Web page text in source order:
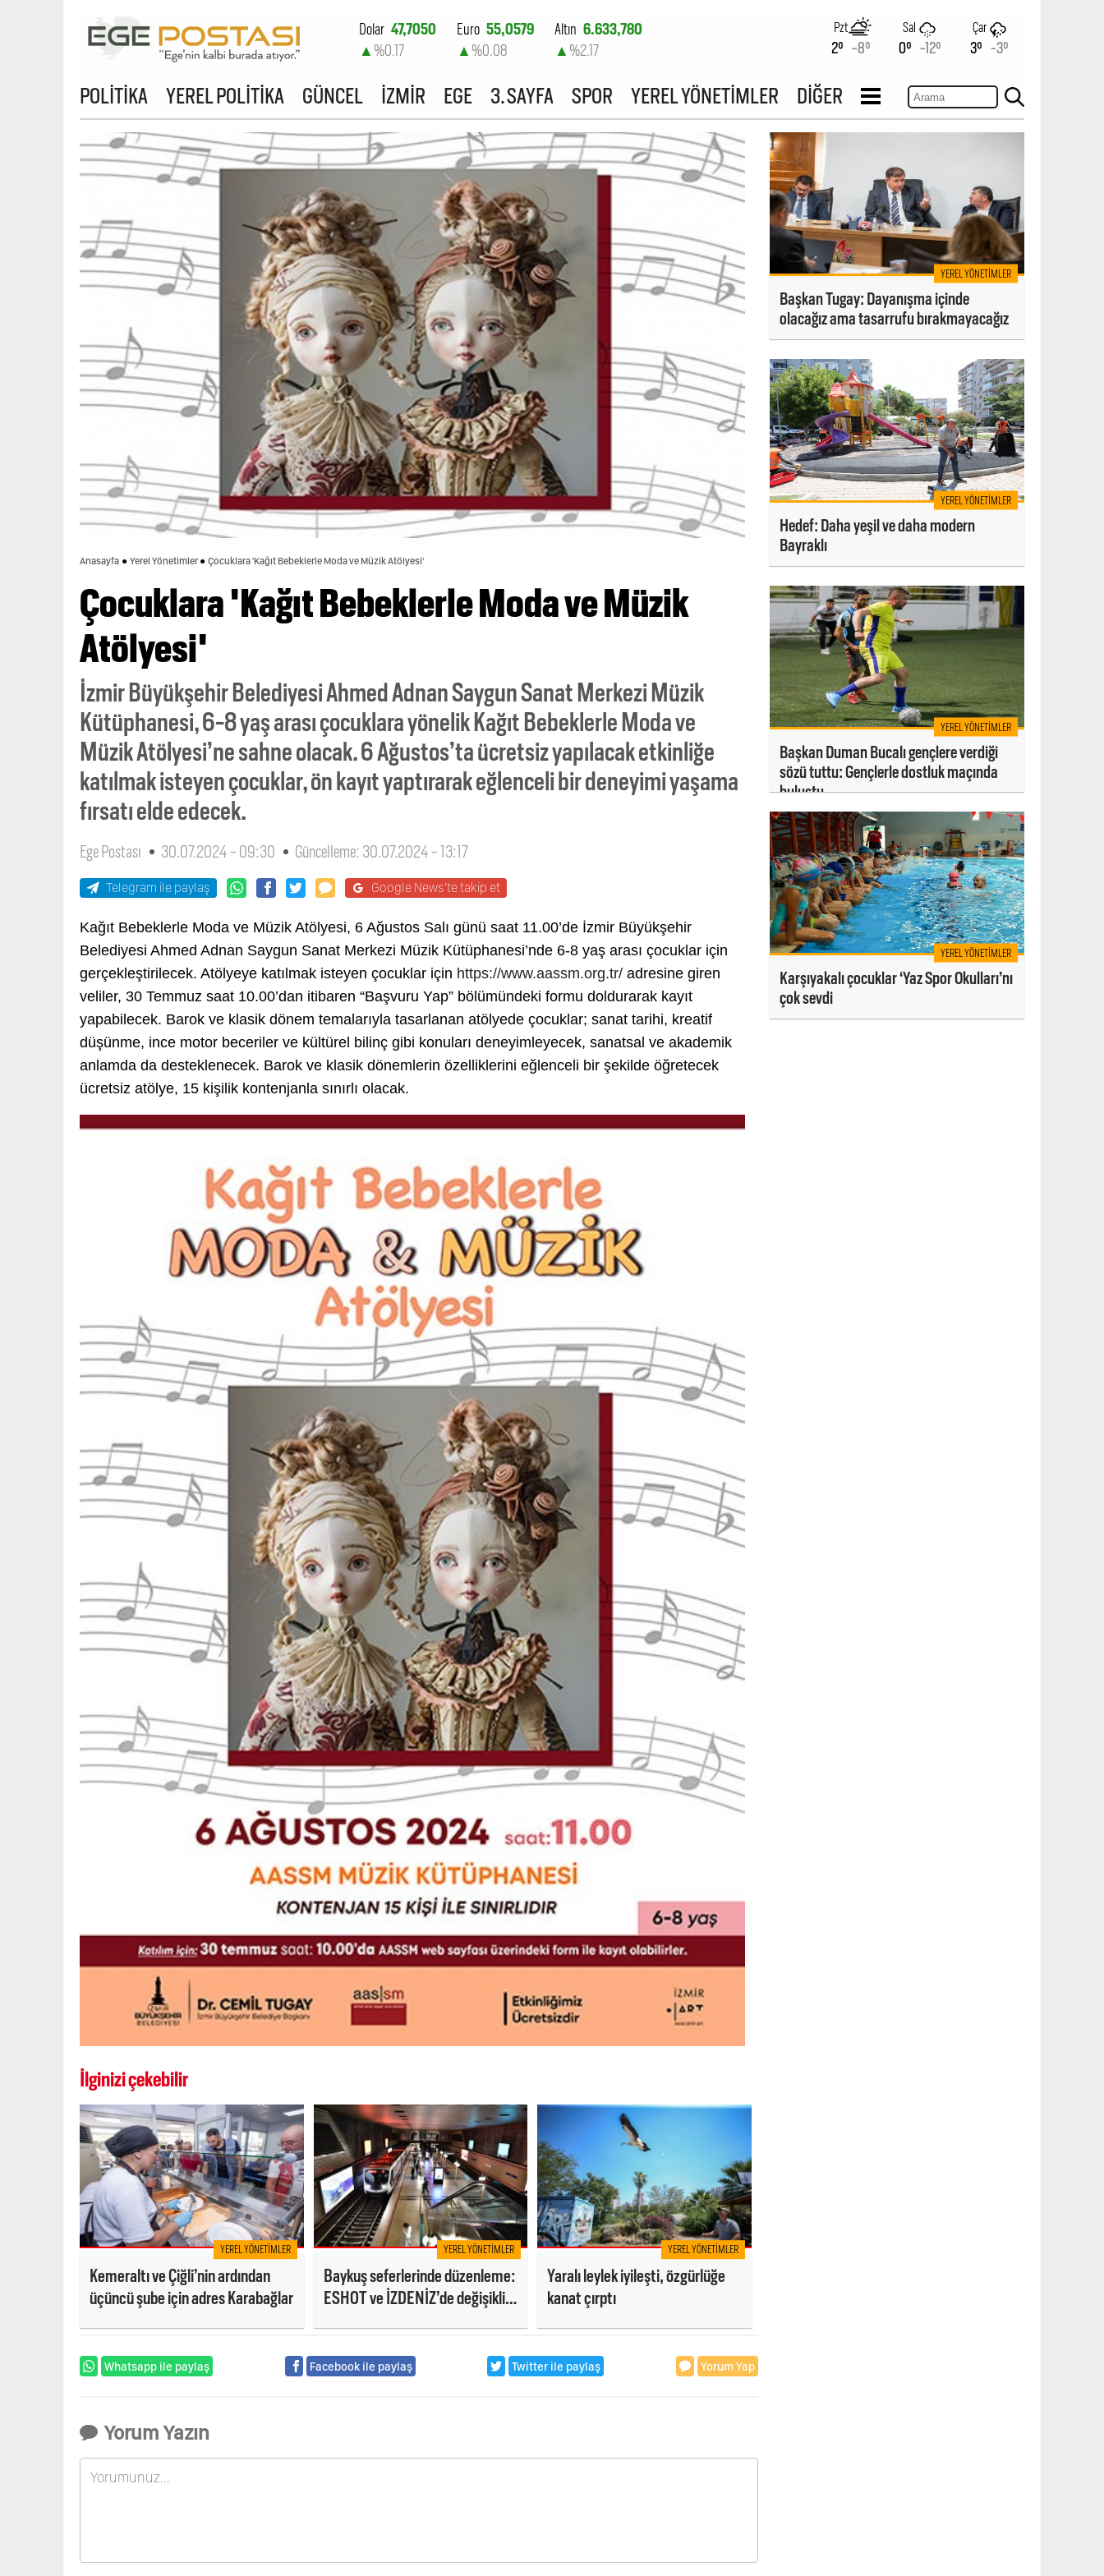
Dolar 47,7050
▲ %0.17
Euro 55,0579
▲ %0.08
Altın 6.633,780
▲ %2.17
%0.02
Pzt
2° -8°
Sal
0° -12°
Çar
3° -3°
POLİTİKA YEREL POLİTİKA GÜNCEL İZMİR EGE 3. SAYFA SPOR YEREL YÖNETİMLER DİĞER
Anasayfa Yerel Yönetimler Çocuklara 'Kağıt Bebeklerle Moda ve Müzik Atölyesi'
Çocuklara 'Kağıt Bebeklerle Moda ve Müzik
Atölyesi'
İzmir Büyükşehir Belediyesi Ahmed Adnan Saygun Sanat Merkezi Müzik
Kütüphanesi, 6-8 yaş arası çocuklara yönelik Kağıt Bebeklerle Moda ve
Müzik Atölyesi’ne sahne olacak. 6 Ağustos’ta ücretsiz yapılacak etkinliğe
katılmak isteyen çocuklar, ön kayıt yaptırarak eğlenceli bir deneyimi yaşama
fırsatı elde edecek.
Ege Postası 30.07.2024 - 09:30 Güncelleme: 30.07.2024 - 13:17
Telegram ile paylaş Google News'te takip et
Kağıt Bebeklerle Moda ve Müzik Atölyesi, 6 Ağustos Salı günü saat 11.00’de İzmir Büyükşehir
Belediyesi Ahmed Adnan Saygun Sanat Merkezi Müzik Kütüphanesi’nde 6-8 yaş arası çocuklar için
gerçekleştirilecek. Atölyeye katılmak isteyen çocuklar için https://www.aassm.org.tr/ adresine giren
veliler, 30 Temmuz saat 10.00’dan itibaren “Başvuru Yap” bölümündeki formu doldurarak kayıt
yapabilecek. Barok ve klasik dönem temalarıyla tasarlanan atölyede çocuklar; sanat tarihi, kreatif
düşünme, ince motor beceriler ve kültürel bilinç gibi konuları deneyimleyecek, sanatsal ve akademik
anlamda da desteklenecek. Barok ve klasik dönemlerin özelliklerini eğlenceli bir şekilde öğretecek
ücretsiz atölye, 15 kişilik kontenjanla sınırlı olacak.
İlginizi çekebilir
YEREL YÖNETIMLER
Kemeraltı ve Çiğli’nin ardından
üçüncü şube için adres Karabağlar
YEREL YÖNETIMLER
Baykuş seferlerinde düzenleme:
ESHOT ve İZDENİZ’de değişiklik
YEREL YÖNETIMLER
Yaralı leylek iyileşti, özgürlüğe
kanat çırptı
Whatsapp ile paylaş Facebook ile paylaş Twitter ile paylaş Yorum Yap
Yorum Yazın
YEREL YÖNETIMLER
Başkan Tugay: Dayanışma içinde
olacağız ama tasarrufu bırakmayacağız
YEREL YÖNETIMLER
Hedef: Daha yeşil ve daha modern
Bayraklı
YEREL YÖNETIMLER
Başkan Duman Bucalı gençlere verdiği
sözü tuttu: Gençlerle dostluk maçında
buluştu
YEREL YÖNETIMLER
Karşıyakalı çocuklar ‘Yaz Spor Okulları’nı
çok sevdi